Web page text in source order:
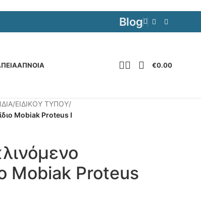
Blog
ΆΠΝΟΙΑ €0.00
/ΕΙΔΙΚΟΥ ΤΥΠΟΥ/
Mobiak Proteus I
Mobiak Proteus